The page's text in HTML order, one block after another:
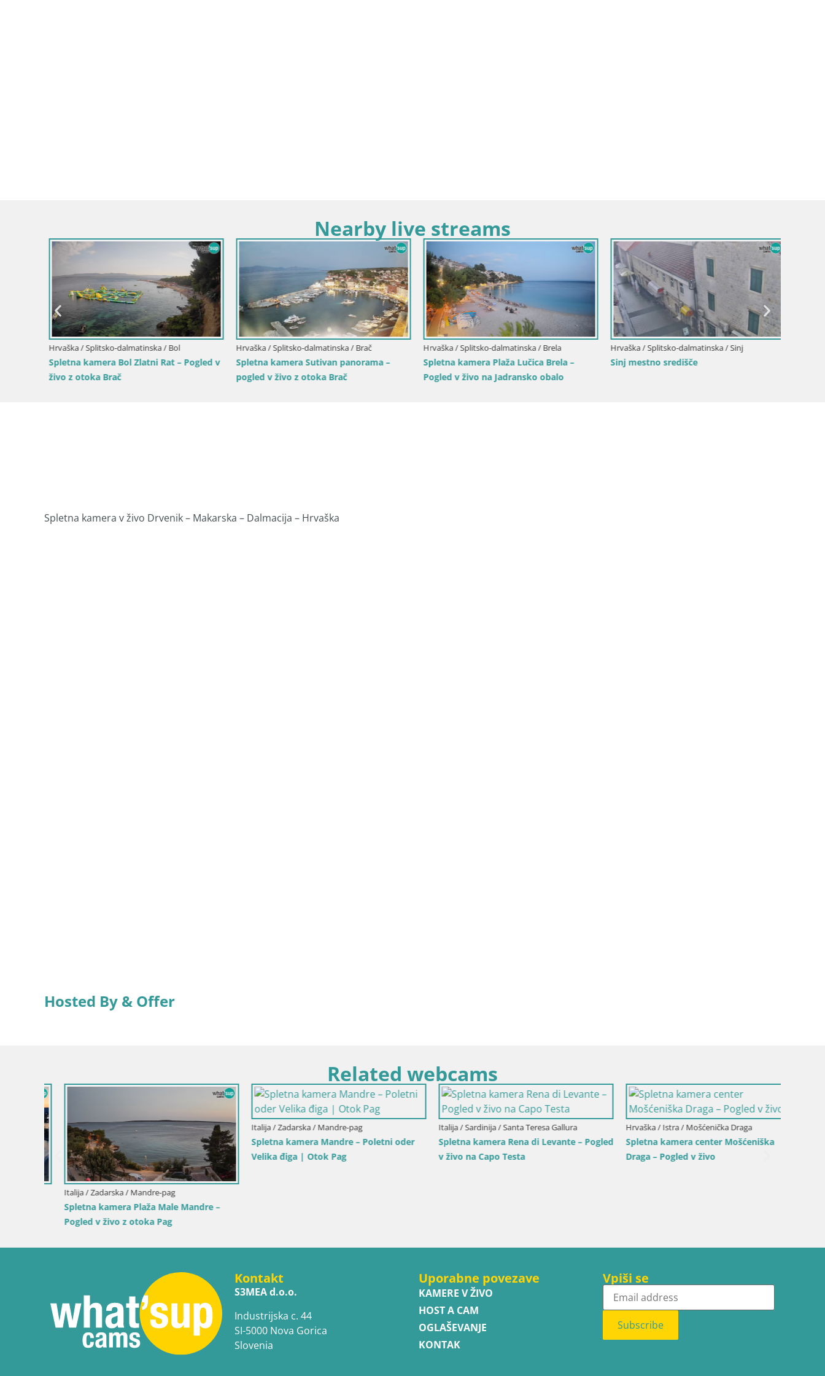
Nearby live streams
Hrvaška / Splitsko-dalmatinska / Bol
Spletna kamera Bol Zlatni Rat – Pogled v
živo z otoka Brač
Hrvaška / Splitsko-dalmatinska / Brač
Spletna kamera Sutivan panorama –
pogled v živo z otoka Brač
Hrvaška / Splitsko-dalmatinska / Brela
Spletna kamera Plaža Lučica Brela –
Pogled v živo na Jadransko obalo
Hrvaška / Splitsko-dalmatinska / Sinj
Sinj mestno središče
Spletna kamera v živo Drvenik – Makarska – Dalmacija – Hrvaška
Hosted By & Offer
Related webcams
Italija / Zadarska / Mandre-pag
Spletna kamera Plaža Male Mandre –
Pogled v živo z otoka Pag
Italija / Zadarska / Mandre-pag
Spletna kamera Mandre – Poletni oder
Velika điga | Otok Pag
Italija / Sardinija / Santa Teresa Gallura
Spletna kamera Rena di Levante – Pogled
v živo na Capo Testa
Hrvaška / Istra / Mošćenička Draga
Spletna kamera center Mošćeniška
Draga – Pogled v živo
Kontakt
S3MEA d.o.o.
Industrijska c. 44
SI-5000 Nova Gorica
Slovenia
Uporabne povezave
KAMERE V ŽIVO
HOST A CAM
OGLAŠEVANJE
KONTAK
Vpiši se
Subscribe